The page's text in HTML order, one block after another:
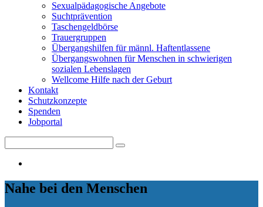
Sexualpädagogische Angebote
Suchtprävention
Taschengeldbörse
Trauergruppen
Übergangshilfen für männl. Haftentlassene
Übergangswohnen für Menschen in schwierigen
sozialen Lebenslagen
Wellcome Hilfe nach der Geburt
Kontakt
Schutzkonzepte
Spenden
Jobportal
for:
Search
Nahe bei den Menschen